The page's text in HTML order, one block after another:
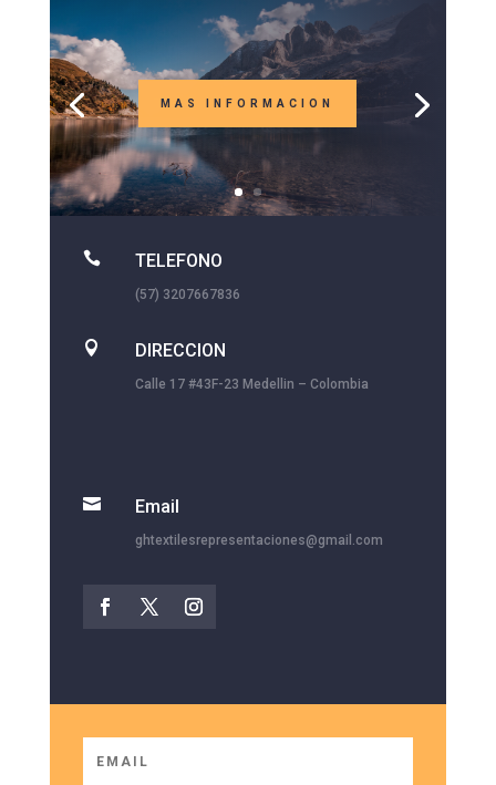
MAS INFORMACION
 TELEFONO
(57) 3207667836
 DIRECCION
Calle 17 #43F-23 Medellin – Colombia
 Email
ghtextilesrepresentaciones@gmail.com